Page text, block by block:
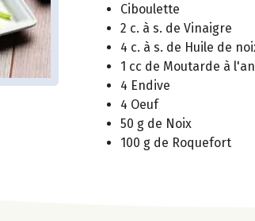
Ciboulette
2 c. à s. de Vinaigre
4 c. à s. de Huile de
1 cc de Moutarde à
4 Endive
4 Oeuf
50 g de Noix
100 g de Roquefort